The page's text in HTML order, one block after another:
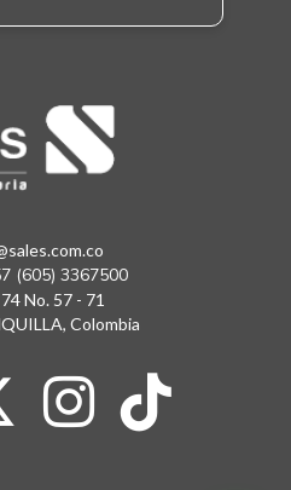
(605) 3367500
No. 57 - 71
Colombia